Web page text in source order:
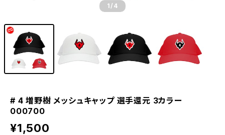
1 /4
# 4 増野樹 メッシュキャップ 選手還元 3カラー
000700
¥1,500